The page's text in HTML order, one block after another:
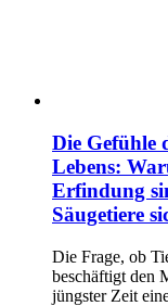
Die Gefühle
Lebens:
Erfindung
Säugetiere
Die Frage, ob
beschäftigt den
jüngster Zeit